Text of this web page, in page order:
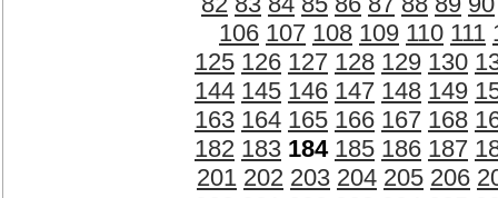
106 107 108 109 110 111
125 126 127 128 129 130
144 145 146 147 148 149
163 164 165 166 167 168
182 183 184 185 186 187
201 202 203 204 205 206